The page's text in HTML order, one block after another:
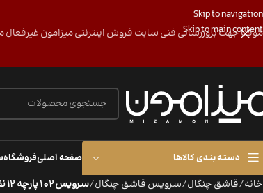
Skip to navigation
Skip to main content
موقتا جهت بروزرسانی فنی سایت فروش اینترنتی میزامون غیرفعال میباشد. جهت
دستـه بنـدی کالاها صفحه اصلیفروشگاه
خانه/قاشق چنگال/سرویس قاشق چنگال/سرویس 102 پارچه 12 نفره غذاخوری طرح آوید